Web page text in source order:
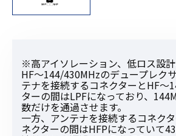
※高アイソレーション、低ロス設計
HF〜144/430MHzのデュープレク
テナを接続するコネクターとHF〜
ターの間はLPFになっており、
数だけを通過させます。
一方、アンテナを接続するコネク
ネクターの間はHFPになっていて